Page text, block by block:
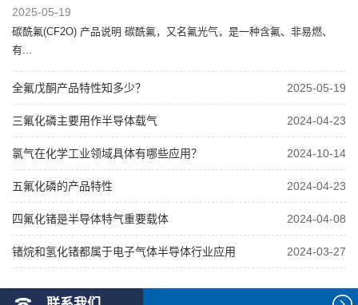
2025-05-19
碳酰氟(CF2O) 产品说明 碳酰氟，又名氟光气，是一种含氟、非易燃、
有...
全氟戊酮产品特性知多少？ 2025-05-19
三氟化磷主要用作半导体载气 2024-04-23
氯气在化学工业领域具体有哪些应用？ 2024-10-14
五氟化磷的产品特性 2024-04-23
四氟化锗是半导体特气重要载体 2024-04-08
锗烷和氢化锗都属于电子气体半导体行业应用 2024-03-27